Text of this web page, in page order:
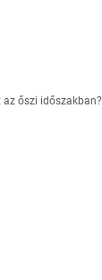
őszi időszakban?